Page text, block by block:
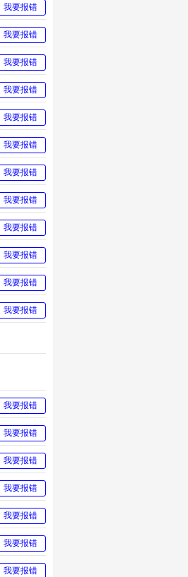
我要报错
我要报错
我要报错
我要报错
我要报错
我要报错
我要报错
我要报错
我要报错
我要报错
我要报错
我要报错
我要报错
我要报错
我要报错
我要报错
我要报错
我要报错
我要报错